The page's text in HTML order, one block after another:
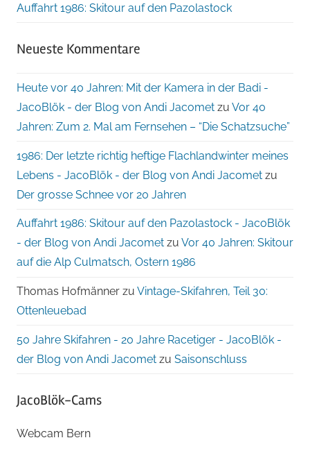
Auffahrt 1986: Skitour auf den Pazolastock
Neueste Kommentare
Heute vor 40 Jahren: Mit der Kamera in der Badi -
JacoBlök - der Blog von Andi Jacomet zu Vor 40
Jahren: Zum 2. Mal am Fernsehen – “Die Schatzsuche”
1986: Der letzte richtig heftige Flachlandwinter meines
Lebens - JacoBlök - der Blog von Andi Jacomet zu
Der grosse Schnee vor 20 Jahren
Auffahrt 1986: Skitour auf den Pazolastock - JacoBlök
- der Blog von Andi Jacomet zu Vor 40 Jahren: Skitour
auf die Alp Culmatsch, Ostern 1986
Thomas Hofmänner zu Vintage-Skifahren, Teil 30:
Ottenleuebad
50 Jahre Skifahren - 20 Jahre Racetiger - JacoBlök -
der Blog von Andi Jacomet zu Saisonschluss
JacoBlök-Cams
Webcam Bern